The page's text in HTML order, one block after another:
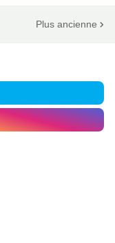
Plus ancienne